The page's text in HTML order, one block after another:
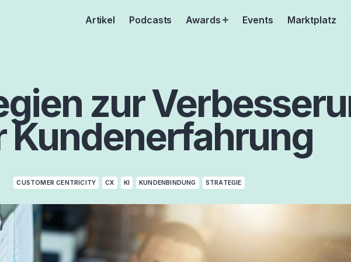
Artikel Podcasts Awards OpenEvents Marktplatz
zur
Kundenerfahrung
CUSTOMER CENTRICITY CX KI KUNDENBINDUNG STRATEGIE